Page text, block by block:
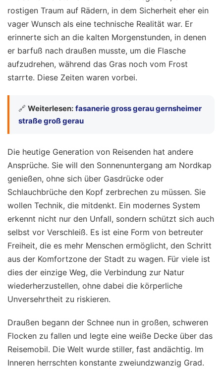
rostigen Traum auf Rädern, in dem Sicherheit eher ein
vager Wunsch als eine technische Realität war. Er
erinnerte sich an die kalten Morgenstunden, in denen
er barfuß nach draußen musste, um die Flasche
aufzudrehen, während das Gras noch vom Frost
starrte. Diese Zeiten waren vorbei.
🔗 Weiterlesen: fasanerie gross gerau gernsheimer
straße groß gerau
Die heutige Generation von Reisenden hat andere
Ansprüche. Sie will den Sonnenuntergang am Nordkap
genießen, ohne sich über Gasdrücke oder
Schlauchbrüche den Kopf zerbrechen zu müssen. Sie
wollen Technik, die mitdenkt. Ein modernes System
erkennt nicht nur den Unfall, sondern schützt sich auch
selbst vor Verschleiß. Es ist eine Form von betreuter
Freiheit, die es mehr Menschen ermöglicht, den Schritt
aus der Komfortzone der Stadt zu wagen. Für viele ist
dies der einzige Weg, die Verbindung zur Natur
wiederherzustellen, ohne dabei die körperliche
Unversehrtheit zu riskieren.
Draußen begann der Schnee nun in großen, schweren
Flocken zu fallen und legte eine weiße Decke über das
Reisemobil. Die Welt wurde stiller, fast andächtig. Im
Inneren herrschten konstante zweiundzwanzig Grad.